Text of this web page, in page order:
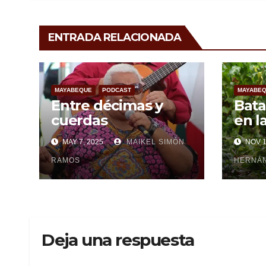
ENTRADA RELACIONADA
MAYABEQUE PODCAST
Entre décimas y
cuerdas
MAY 7, 2025 MAIKEL SIMÓN
RAMOS
en
NOV
Deja una respuesta